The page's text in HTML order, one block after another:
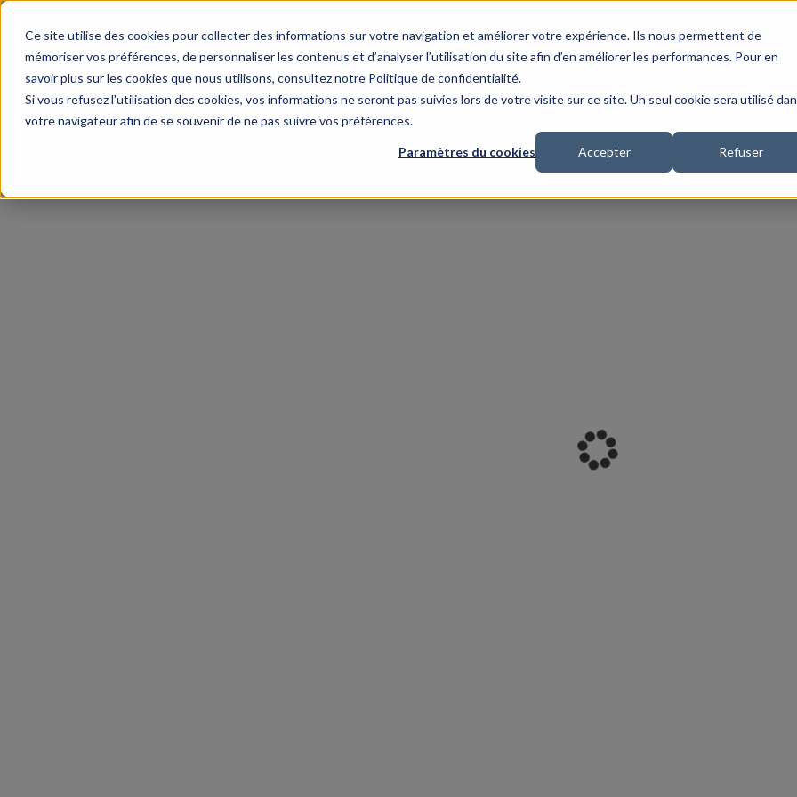
Ce site utilise des cookies pour collecter des informations sur votre navigation et améliorer votre expérience. Ils nous permettent de
mémoriser vos préférences, de personnaliser les contenus et d’analyser l’utilisation du site afin d’en améliorer les performances. Pour en
savoir plus sur les cookies que nous utilisons, consultez notre Politique de confidentialité.
Si vous refusez l'utilisation des cookies, vos informations ne seront pas suivies lors de votre visite sur ce site. Un seul cookie sera utilisé
votre navigateur afin de se souvenir de ne pas suivre vos préférences.
Paramètres du cookies Accepter Refuser